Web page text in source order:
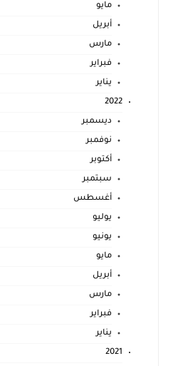
مايو
أبريل
مارس
فبراير
يناير
2022
ديسمبر
نوفمبر
أكتوبر
سبتمبر
أغسطس
يوليو
يونيو
مايو
أبريل
مارس
فبراير
يناير
2021